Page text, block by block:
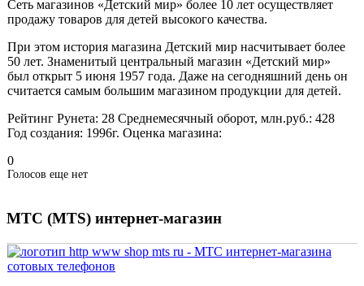
Сеть магазинов «Детский мир» более 10 лет осуществляет
продажу товаров для детей высокого качества.
При этом история магазина Детский мир насчитывает более
50 лет. Знаменитый центральный магазин «Детский мир»
был открыт 5 июня 1957 года. Даже на сегодняшний день он
считается самым большим магазином продукции для детей.
Рейтинг Рунета: 28 Среднемесячный оборот, млн.руб.: 428
Год создания: 1996г. Оценка магазина:
0
Голосов еще нет
МТС (MTS) интернет-магазин